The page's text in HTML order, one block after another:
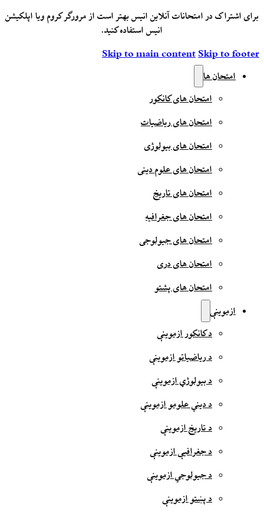
برای اشتراک در امتحانات آنلاین انیس بهتر است از مرورگر کروم ویا اپلکیشن
انیس استفاده کنید.
Skip to main contentSkip to footer
امتحان ها
امتحان های کانکور
امتحان های ریاضیات
امتحان های بیولوژی
امتحان های علوم دینی
امتحان های تاریخ
امتحان های جغرافیه
امتحان های جیولوجی
امتحان های دری
امتحان های پشتو
ازموینې
د کانکور ازموینې
د ریاضیاتو ازموینې
د بیولوژي ازموینې
د دیني علومو ازموینې
د تاریخ ازموینې
د جغرافیې ازموینې
د جیولوجي ازموینې
د پښتو ازموینې